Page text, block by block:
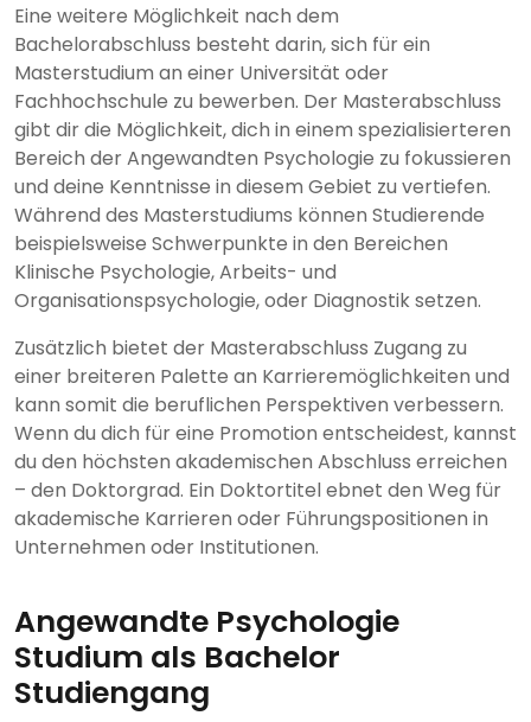
Eine weitere Möglichkeit nach dem
Bachelorabschluss besteht darin, sich für ein
Masterstudium an einer Universität oder
Fachhochschule zu bewerben. Der Masterabschluss
gibt dir die Möglichkeit, dich in einem spezialisierteren
Bereich der Angewandten Psychologie zu fokussieren
und deine Kenntnisse in diesem Gebiet zu vertiefen.
Während des Masterstudiums können Studierende
beispielsweise Schwerpunkte in den Bereichen
Klinische Psychologie, Arbeits- und
Organisationspsychologie, oder Diagnostik setzen.
Zusätzlich bietet der Masterabschluss Zugang zu
einer breiteren Palette an Karrieremöglichkeiten und
kann somit die beruflichen Perspektiven verbessern.
Wenn du dich für eine Promotion entscheidest, kannst
du den höchsten akademischen Abschluss erreichen
– den Doktorgrad. Ein Doktortitel ebnet den Weg für
akademische Karrieren oder Führungspositionen in
Unternehmen oder Institutionen.
Angewandte Psychologie
Studium als Bachelor
Studiengang